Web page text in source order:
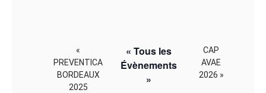
«
PREVENTICA
BORDEAUX
2025
« Tous les
Évènements
»
CAP
AVAE
2026 »